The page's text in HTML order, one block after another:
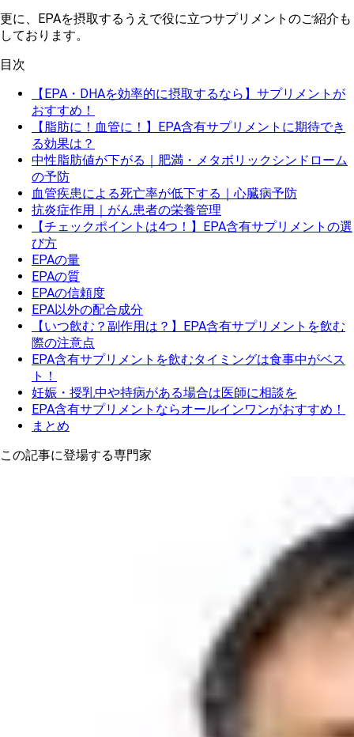
更に、EPAを摂取するうえで役に立つサプリメントのご紹介も
しております。
目次
【EPA・DHAを効率的に摂取するなら】サプリメントが
おすすめ！
【脂肪に！血管に！】EPA含有サプリメントに期待でき
る効果は？
中性脂肪値が下がる｜肥満・メタボリックシンドローム
の予防
血管疾患による死亡率が低下する｜心臓病予防
抗炎症作用｜がん患者の栄養管理
【チェックポイントは4つ！】EPA含有サプリメントの選
び方
EPAの量
EPAの質
EPAの信頼度
EPA以外の配合成分
【いつ飲む？副作用は？】EPA含有サプリメントを飲む
際の注意点
EPA含有サプリメントを飲むタイミングは食事中がベス
ト！
妊娠・授乳中や持病がある場合は医師に相談を
EPA含有サプリメントならオールインワンがおすすめ！
まとめ
この記事に登場する専門家